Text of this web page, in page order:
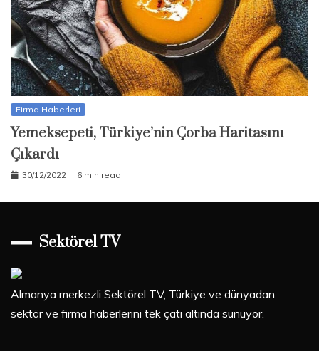
Firma Haberleri
Yemeksepeti, Türkiye’nin Çorba Haritasını
Çıkardı
30/12/2022 6 min read
Sektörel TV
Almanya merkezli Sektörel TV, Türkiye ve dünyadan
sektör ve firma haberlerini tek çatı altında sunuyor.